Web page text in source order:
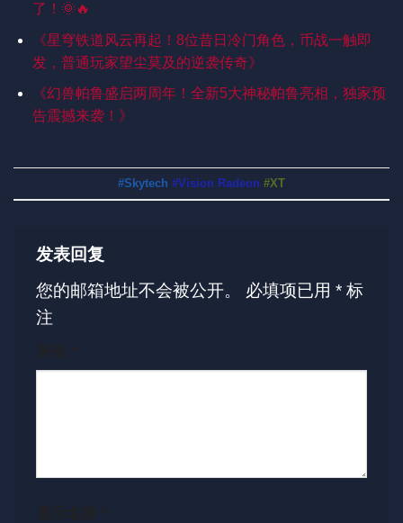
了！🌞🔥
《星穹铁道风云再起！8位昔日冷门角色，币战一触即
发，普通玩家望尘莫及的逆袭传奇》
《幻兽帕鲁盛启两周年！全新5大神秘帕鲁亮相，独家预
告震撼来袭！》
#Skytech #Vision Radeon #XT
发表回复
您的邮箱地址不会被公开。
必填项已用 * 标
注